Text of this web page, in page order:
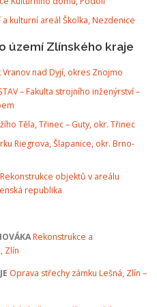
kulturní areál Školka, Nezdenice
území Zlínského kraje
Vranov nad Dyjí, okres Znojmo
– Fakulta strojního inženýrství –
Těla, Třinec – Guty, okr. Třinec
Riegrova, Šlapanice, okr. Brno-
Rekonstrukce objektů v areálu
republika
Rekonstrukce a
Zlín
Oprava střechy zámku Lešná, Zlín –